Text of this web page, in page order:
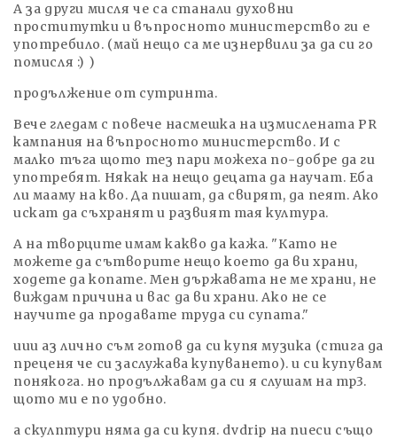
А за други мисля че са станали духовни
проститутки и въпросното министерство ги е
употребило. (май нещо са ме изнервили за да си го
помисля :) )
продължение от сутринта.
Вече гледам с повече насмешка на измислената PR
кампания на въпросното министерство. И с
малко тъга щото тез пари можеха по-добре да ги
употребят. Някак на нещо децата да научат. Еба
ли мааму на кво. Да пишат, да свирят, да пеят. Ако
искат да съхранят и развият тая култура.
А на творците имам какво да кажа. "Като не
можете да сътворите нещо което да ви храни,
ходете да копате. Мен държавата не ме храни, не
виждам причина и вас да ви храни. Ако не се
научите да продавате труда си супата."
иии аз лично съм готов да си купя музика (стига да
преценя че си заслужава купуването). и си купувам
понякога. но продължавам да си я слушам на mp3.
щото ми е по удобно.
а скулптури няма да си купя. dvdrip на пиеси също